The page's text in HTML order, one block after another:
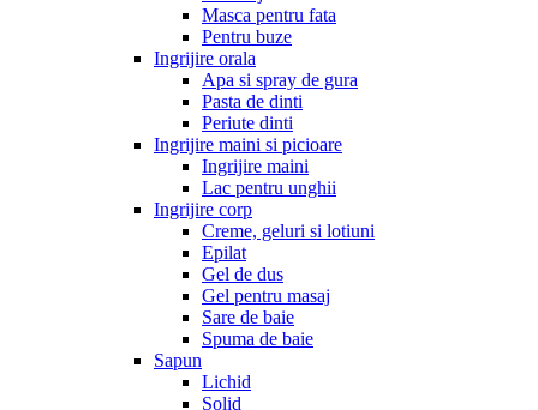
Masca pentru fata
Pentru buze
Ingrijire orala
Apa si spray de gura
Pasta de dinti
Periute dinti
Ingrijire maini si picioare
Ingrijire maini
Lac pentru unghii
Ingrijire corp
Creme, geluri si lotiuni
Epilat
Gel de dus
Gel pentru masaj
Sare de baie
Spuma de baie
Sapun
Lichid
Solid